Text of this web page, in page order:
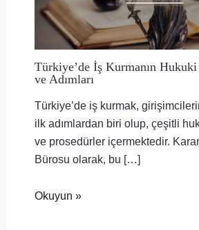
Türkiye’de İş Kurmanın
ve Adımları
Türkiye’de iş kurmak,
ilk adımlardan biri olup, çeşitli
ve prosedürler içermektedir.
Bürosu olarak, bu […]
Okuyun »